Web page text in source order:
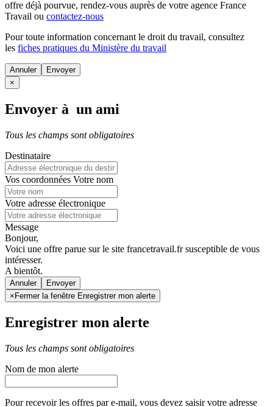
offre déjà pourvue, rendez-vous auprès de votre agence France
Travail ou contactez-nous
Pour toute information concernant le droit du travail, consultez
les fiches pratiques du Ministère du travail
Annuler
×
Envoyer à un ami
Tous les champs sont obligatoires
Destinataire
Vos coordonnées Votre nom
Votre adresse électronique
Message
Bonjour,
Voici une offre parue sur le site francetravail.fr susceptible de vous
intéresser.
A bientôt.
Annuler
× Fermer la fenêtre Enregistrer mon alerte
Enregistrer mon alerte
Tous les champs sont obligatoires
Nom de mon alerte
Pour recevoir les offres par e-mail, vous devez saisir votre adresse